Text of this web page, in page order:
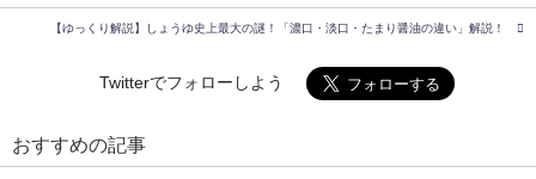
【ゆっくり解説】しょうゆ史上最大の謎！「濃口・淡口・たまり醤油の違い」解説！
Twitterでフォローしよう
おすすめの記事